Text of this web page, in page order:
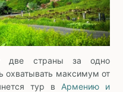
две страны за одно
охватывать максимум от
тур в Армению и